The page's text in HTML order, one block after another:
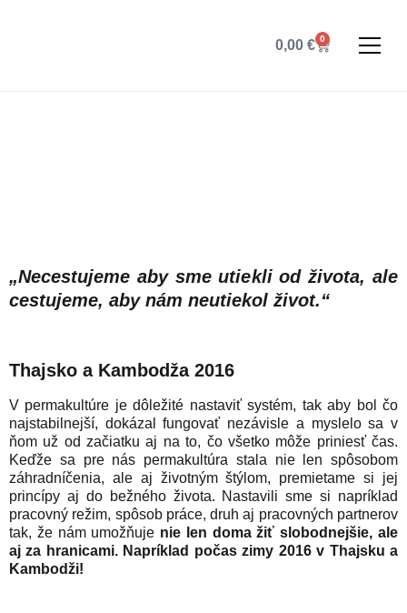
0,00€ 0
„Necestujeme aby sme utiekli od života, ale
cestujeme, aby nám neutiekol život.“
Thajsko a Kambodža 2016
V permakultúre je dôležité nastaviť systém, tak aby bol čo
najstabilnejší, dokázal fungovať nezávisle a myslelo sa v
ňom už od začiatku aj na to, čo všetko môže priniesť čas.
Keďže sa pre nás permakultúra stala nie len spôsobom
záhradníčenia, ale aj životným štýlom, premietame si jej
princípy aj do bežného života. Nastavili sme si napríklad
pracovný režim, spôsob práce, druh aj pracovných partnerov
tak, že nám umožňuje nie len doma žiť slobodnejšie, ale
aj za hranicami. Napríklad počas zimy 2016 v Thajsku a
Kambodži!